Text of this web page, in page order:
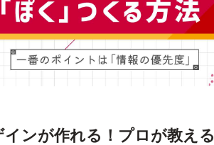
ンが作れる！プロが教える